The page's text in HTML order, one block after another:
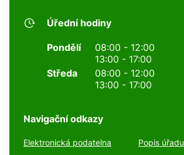
Úřední hodiny
Pondělí
08:00 - 12:00
13:00 - 17:00
Středa
08:00 - 12:00
13:00 - 17:00
Navigační odkazy
Elektronická podatelna Popis úřadu